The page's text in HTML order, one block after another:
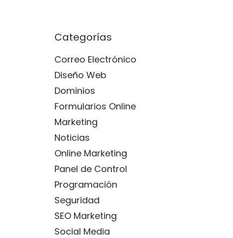
Categorías
Correo Electrónico
Diseño Web
Dominios
Formularios Online
Marketing
Noticias
Online Marketing
Panel de Control
Programación
Seguridad
SEO Marketing
Social Media